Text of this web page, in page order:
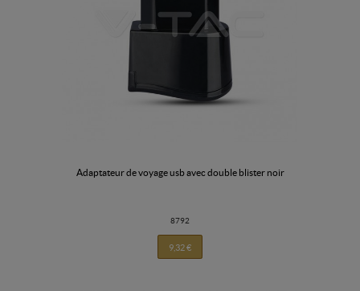
adaptateur de voyage usb avec double blister noir
8792
9,32 €